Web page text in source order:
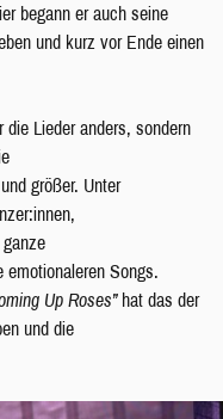
begann er auch seine
und kurz vor Ende einen
Lieder anders, sondern
größer. Unter
emotionaleren Songs.
Up Roses”hat das der
und die